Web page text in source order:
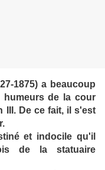
1875) a beaucoup
de la cour
III. De ce fait, il s'est
et indocile qu'il
de la statuaire